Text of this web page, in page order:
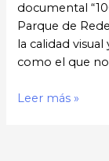
documental
Parque de
la calidad
como el que
Conversaciones
Leer más »